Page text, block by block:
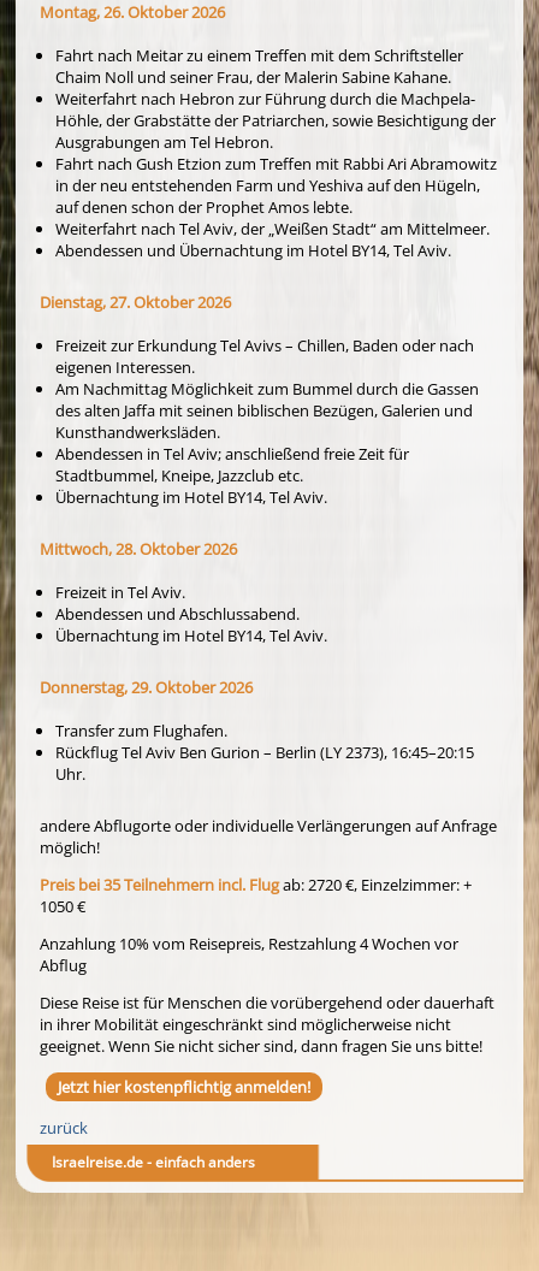
Montag, 26. Oktober 2026
Fahrt nach Meitar zu einem Treffen mit dem Schriftsteller
Chaim Noll und seiner Frau, der Malerin Sabine Kahane.
Weiterfahrt nach Hebron zur Führung durch die Machpela-
Höhle, der Grabstätte der Patriarchen, sowie Besichtigung der
Ausgrabungen am Tel Hebron.
Fahrt nach Gush Etzion zum Treffen mit Rabbi Ari Abramowitz
in der neu entstehenden Farm und Yeshiva auf den Hügeln,
auf denen schon der Prophet Amos lebte.
Weiterfahrt nach Tel Aviv, der „Weißen Stadt“ am Mittelmeer.
Abendessen und Übernachtung im Hotel BY14, Tel Aviv.
Dienstag, 27. Oktober 2026
Freizeit zur Erkundung Tel Avivs – Chillen, Baden oder nach
eigenen Interessen.
Am Nachmittag Möglichkeit zum Bummel durch die Gassen
des alten Jaffa mit seinen biblischen Bezügen, Galerien und
Kunsthandwerksläden.
Abendessen in Tel Aviv; anschließend freie Zeit für
Stadtbummel, Kneipe, Jazzclub etc.
Übernachtung im Hotel BY14, Tel Aviv.
Mittwoch, 28. Oktober 2026
Freizeit in Tel Aviv.
Abendessen und Abschlussabend.
Übernachtung im Hotel BY14, Tel Aviv.
Donnerstag, 29. Oktober 2026
Transfer zum Flughafen.
Rückflug Tel Aviv Ben Gurion – Berlin (LY 2373), 16:45–20:15
Uhr.
andere Abflugorte oder individuelle Verlängerungen auf Anfrage
möglich!
Preis bei 35 Teilnehmern incl. Flugab: 2720 €, Einzelzimmer: +
1050 €
Anzahlung 10% vom Reisepreis, Restzahlung 4 Wochen vor
Abflug
Diese Reise ist für Menschen die vorübergehend oder dauerhaft
in ihrer Mobilität eingeschränkt sind möglicherweise nicht
geeignet. Wenn Sie nicht sicher sind, dann fragen Sie uns bitte!
Jetzt hier kostenpflichtig anmelden!
zurück
Israelreise.de - einfach anders